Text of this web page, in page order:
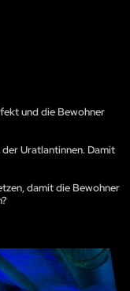
und die Bewohner
der Uratlantinnen. Damit
damit die Bewohner